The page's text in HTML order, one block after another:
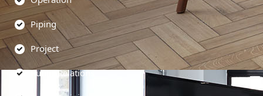
Piping
Project
Public Relations